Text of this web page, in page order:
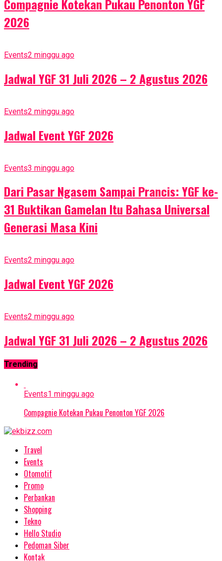
Compagnie Kotekan Pukau Penonton YGF
2026
Events2 minggu ago
Jadwal YGF 31 Juli 2026 – 2 Agustus 2026
Events2 minggu ago
Jadwal Event YGF 2026
Events3 minggu ago
Dari Pasar Ngasem Sampai Prancis: YGF ke-
31 Buktikan Gamelan Itu Bahasa Universal
Generasi Masa Kini
Events2 minggu ago
Jadwal Event YGF 2026
Events2 minggu ago
Jadwal YGF 31 Juli 2026 – 2 Agustus 2026
Trending
Events1 minggu ago
Compagnie Kotekan Pukau Penonton YGF 2026
Travel
Events
Otomotif
Promo
Perbankan
Shopping
Tekno
Hello Studio
Pedoman Siber
Kontak